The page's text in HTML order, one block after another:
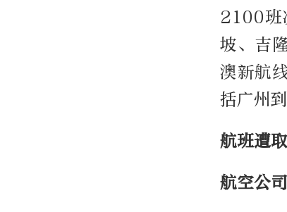
2100班
坡、吉
澳新航
括广州
航班遭
航空公